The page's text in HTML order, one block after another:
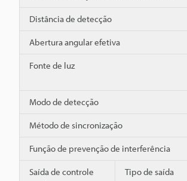
Distância de detecção
Abertura angular efetiva
Fonte de luz
Modo de detecção
Método de sincronização
Função de prevenção de interferência
Saída de controle
Tipo de saída